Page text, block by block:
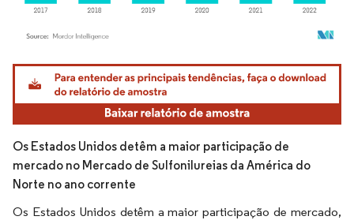
Imagem © Mordor Intelligence. O reuso requer atribuição conforme CC BY 4.0.
Os Estados Unidos detêm a maior participação de
mercado no Mercado de Sulfonilureias da América do
Norte no ano corrente
Os Estados Unidos detêm a maior participação de mercado,